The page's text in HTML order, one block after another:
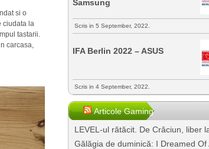
si o
ciudata la
tastarii.
carcasa,
Samsung
Scris in 5 September, 2022.
IFA Berlin 2022 – ASUS
Scris in 4 September, 2022.
Articole Gaming
LEVEL-ul rătăcit. De Crăciun, liber
Gălăgia de duminică: I Dreamed Of